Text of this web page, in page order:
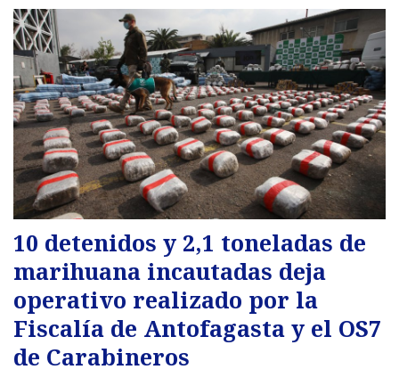
10 detenidos y 2,1 toneladas de
marihuana incautadas deja
operativo realizado por la
Fiscalía de Antofagasta y el OS7
de Carabineros